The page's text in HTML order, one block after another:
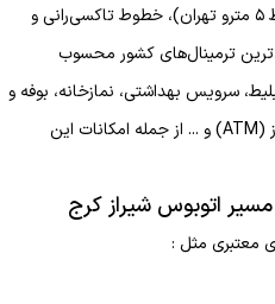
بسیار نزدیک به ایستگاه مترو کرج (خط ۵ مترو تهران)، خطوط تاکسی‌رانی و
ترمینال‌های کشور محسوب
سرویس بهداشتی، نمازخانه، بوفه و
سوپرمارکت، پارکینگ، دستگاه خودپرداز (ATM) و ... از جمله امکانات این
اتوبوس شیراز کرج
معتبری مثل :